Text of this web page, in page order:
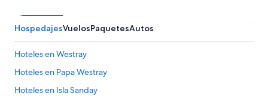
HospedajesVuelosPaquetesAutos
Hoteles en Westray
Hoteles en Papa Westray
Hoteles en Isla Sanday